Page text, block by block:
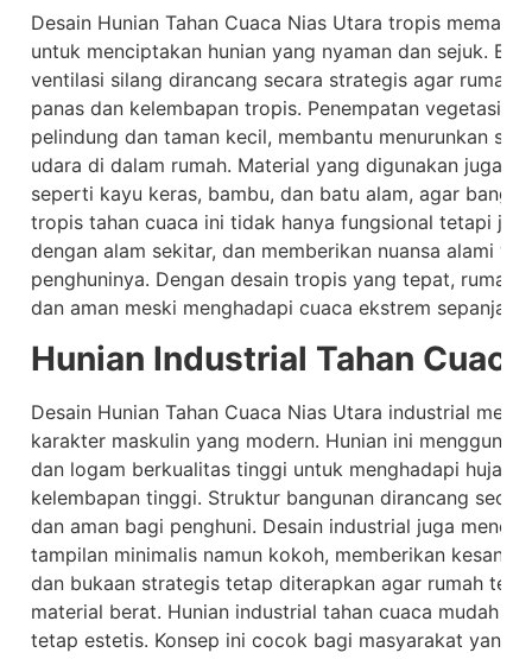
Desain Hunian Tahan Cuaca Nias Utara tropis
untuk menciptakan hunian yang nyaman dan sejuk.
ventilasi silang dirancang secara strategis agar rumah
panas dan kelembapan tropis. Penempatan vegetasi
pelindung dan taman kecil, membantu menurunkan
udara di dalam rumah. Material yang digunakan juga
seperti kayu keras, bambu, dan batu alam, agar
tropis tahan cuaca ini tidak hanya fungsional tetapi
dengan alam sekitar, dan memberikan nuansa alami
penghuninya. Dengan desain tropis yang tepat, rumah
dan aman meski menghadapi cuaca ekstrem
Hunian Industrial Tahan Cuaca
Desain Hunian Tahan Cuaca Nias Utara industrial
karakter maskulin yang modern. Hunian ini
dan logam berkualitas tinggi untuk menghadapi hujan
kelembapan tinggi. Struktur bangunan dirancang
dan aman bagi penghuni. Desain industrial juga
tampilan minimalis namun kokoh, memberikan kesan
dan bukaan strategis tetap diterapkan agar rumah
material berat. Hunian industrial tahan cuaca mudah
tetap estetis. Konsep ini cocok bagi masyarakat yang